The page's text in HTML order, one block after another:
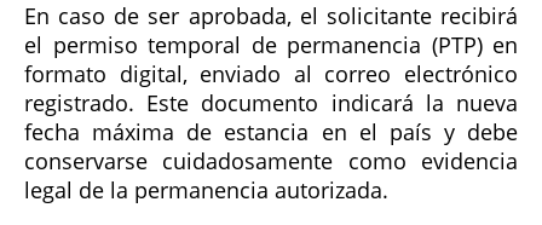
En caso de ser aprobada, el solicitante recibirá
el permiso temporal de permanencia (PTP) en
formato digital, enviado al correo electrónico
registrado. Este documento indicará la nueva
fecha máxima de estancia en el país y debe
conservarse cuidadosamente como evidencia
legal de la permanencia autorizada.